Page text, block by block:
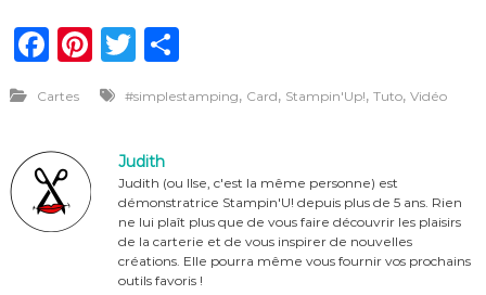
F
c
e
b
o
Pi
n
te
re
st
T
it
te
r
P
ta
er
Cartes #simplestamping, Card, Stampin'Up!, Tuto, Vidéo
Judith
Judith (ou Ilse, c'est la même personne) est
démonstratrice Stampin'U! depuis plus de 5 ans. Rien
ne lui plaît plus que de vous faire découvrir les plaisirs
de la carterie et de vous inspirer de nouvelles
créations. Elle pourra même vous fournir vos prochains
outils favoris !